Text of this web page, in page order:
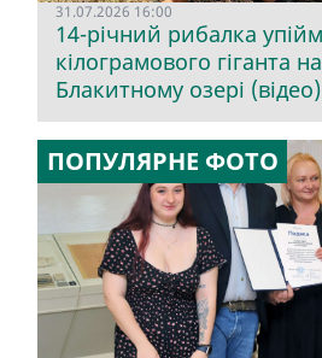
31.07.2026 16:00
14-річний рибалка
кілограмового гіганта на
Блакитному озері (відео)
ПОПУЛЯРНЕ ФОТО